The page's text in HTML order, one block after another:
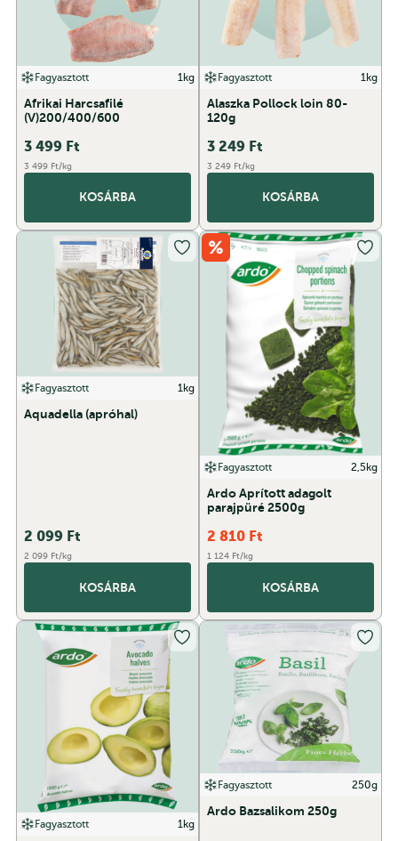
Fagyasztott 1kg
Afrikai Harcsafilé
(V)200/400/600
3 499 Ft
3 499 Ft/kg
KOSÁRBA
Fagyasztott 1kg
Alaszka Pollock loin 80-
120g
3 249 Ft
3 249 Ft/kg
KOSÁRBA
Fagyasztott 1kg
Aquadella (apróhal)
2 099 Ft
2 099 Ft/kg
KOSÁRBA
Fagyasztott 2,5kg
Ardo Aprított adagolt
parajpüré 2500g
2 810 Ft
1 124 Ft/kg
KOSÁRBA
Fagyasztott 1kg
Fagyasztott 250g
Ardo Bazsalikom 250g